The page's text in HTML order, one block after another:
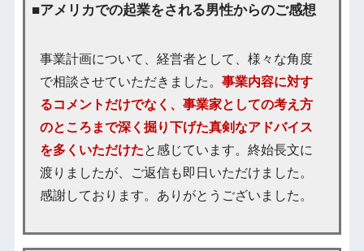
■アメリカでの起業をされる男性からのご感想
事業計画について、経営者として、様々な角度
で相談させていただきました。 事業内容に対す
るコメントだけでなく、事業家としての考え方
のところまで深く掘り下げた真剣なアドバイス
を多くいただけたと感じています。終始長文に
渡りましたが、ご返信も即日いただけました。
感謝しております。ありがとうございました。